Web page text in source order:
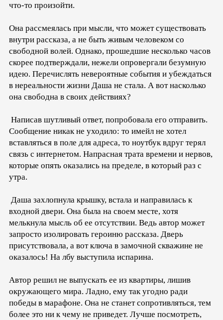
что-то произойти.
Она рассмеялась при мысли, что может существовать
внутри рассказа, а не быть живым человеком со
свободной волей. Однако, прошедшие несколько часов
скорее подтверждали, нежели опровергали безумную
идею. Перечислять невероятные события и убеждаться
в нереальности жизни Даша не стала. А вот насколько
она свободна в своих действиях?
Написав шутливый ответ, попробовала его отправить.
Сообщение никак не уходило: то имейл не хотел
вставляться в поле для адреса, то ноутбук вдруг терял
связь с интернетом. Напрасная трата времени и нервов,
которые опять оказались на пределе, в который раз с
утра.
Даша захлопнула крышку, встала и направилась к
входной двери. Она была на своем месте, хотя
мелькнула мысль об ее отсутствии. Ведь автор может
запросто изолировать героиню рассказа. Дверь
присутствовала, а вот ключа в замочной скважине не
оказалось! На лбу выступила испарина.
Автор решил не выпускать ее из квартиры, лишив
окружающего мира. Ладно, ему так угодно ради
победы в марафоне. Она не станет сопротивляться, тем
более это ни к чему не приведет. Лучше посмотреть,